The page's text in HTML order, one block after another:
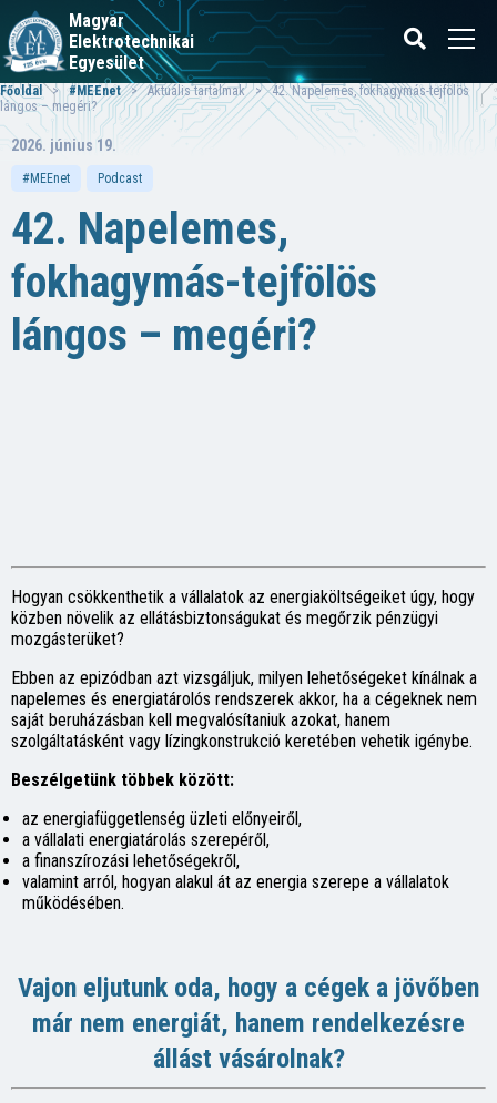
Magyar
Elektrotechnikai
Egyesület
Főoldal >#MEEnet> Aktuális tartalmak > 42. Napelemes, fokhagymás-tejfölös
lángos – megéri?
2026. június 19.
#MEEnet Podcast
42. Napelemes,
fokhagymás-tejfölös
lángos – megéri?
Hogyan csökkenthetik a vállalatok az energiaköltségeiket úgy, hogy
közben növelik az ellátásbiztonságukat és megőrzik pénzügyi
mozgásterüket?
Ebben az epizódban azt vizsgáljuk, milyen lehetőségeket kínálnak a
napelemes és energiatárolós rendszerek akkor, ha a cégeknek nem
saját beruházásban kell megvalósítaniuk azokat, hanem
szolgáltatásként vagy lízingkonstrukció keretében vehetik igénybe.
Beszélgetünk többek között:
az energiafüggetlenség üzleti előnyeiről,
a vállalati energiatárolás szerepéről,
a finanszírozási lehetőségekről,
valamint arról, hogyan alakul át az energia szerepe a vállalatok
működésében.
Vajon eljutunk oda, hogy a cégek a jövőben
már nem energiát, hanem rendelkezésre
állást vásárolnak?